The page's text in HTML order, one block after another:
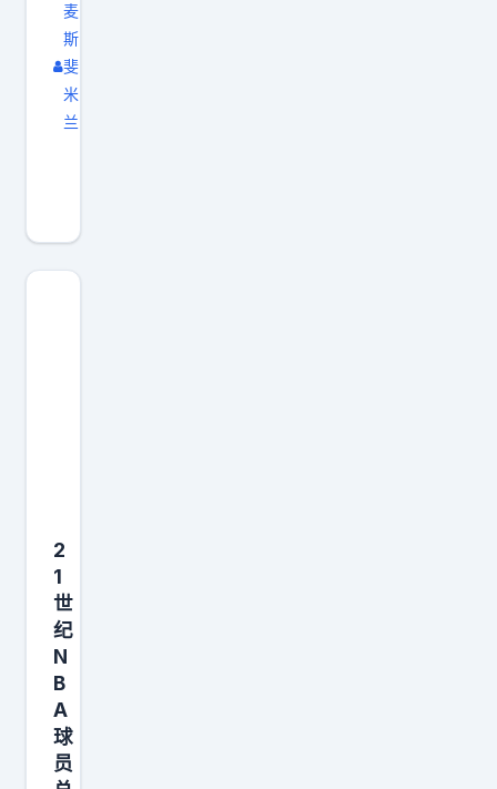
尼
尔
伤
病
资
绕
更
年
轻
的
科
比
重
麦
斯
斐
米
兰
：
湖
比
差
了
！
4
0
岁
还
2
1
世
纪
N
B
A
球
员